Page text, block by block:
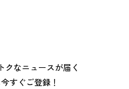
クなニュースが届く
すぐご登録！